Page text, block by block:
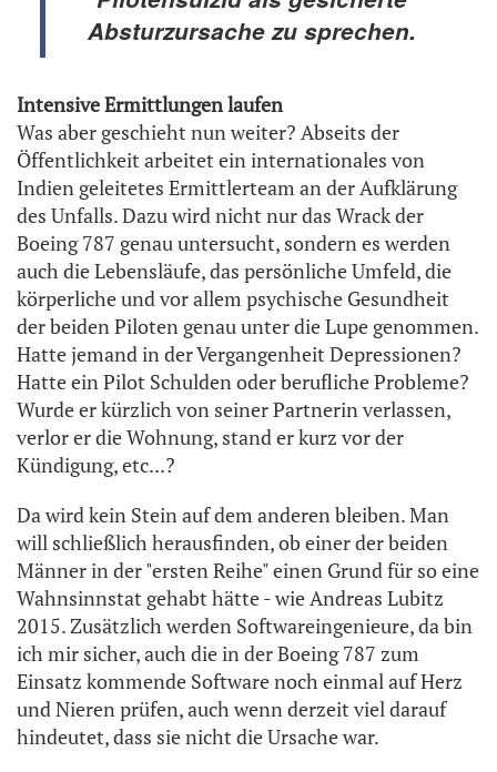
Absturzursache zu sprechen.
Intensive Ermittlungen laufen
Was aber geschieht nun weiter? Abseits der
Öffentlichkeit arbeitet ein internationales von
Indien geleitetes Ermittlerteam an der Aufklärung
des Unfalls. Dazu wird nicht nur das Wrack der
Boeing 787 genau untersucht, sondern es werden
auch die Lebensläufe, das persönliche Umfeld, die
körperliche und vor allem psychische Gesundheit
der beiden Piloten genau unter die Lupe genommen.
Hatte jemand in der Vergangenheit Depressionen?
Hatte ein Pilot Schulden oder berufliche Probleme?
Wurde er kürzlich von seiner Partnerin verlassen,
verlor er die Wohnung, stand er kurz vor der
Kündigung, etc...?
Da wird kein Stein auf dem anderen bleiben. Man
will schließlich herausfinden, ob einer der beiden
Männer in der "ersten Reihe" einen Grund für so eine
Wahnsinnstat gehabt hätte - wie Andreas Lubitz
2015. Zusätzlich werden Softwareingenieure, da bin
ich mir sicher, auch die in der Boeing 787 zum
Einsatz kommende Software noch einmal auf Herz
und Nieren prüfen, auch wenn derzeit viel darauf
hindeutet, dass sie nicht die Ursache war.